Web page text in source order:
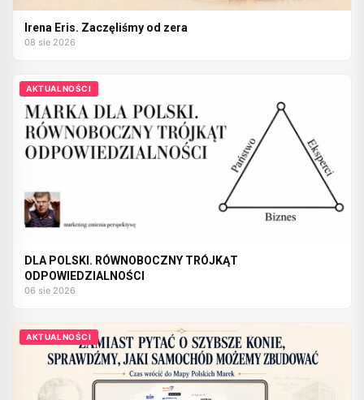
Irena Eris. Zaczęliśmy od zera
08 sie 2026
AKTUALNOŚCI
DLA POLSKI. RÓWNOBOCZNY TRÓJKĄT
ODPOWIEDZIALNOŚCI
06 sie 2026
AKTUALNOŚCI